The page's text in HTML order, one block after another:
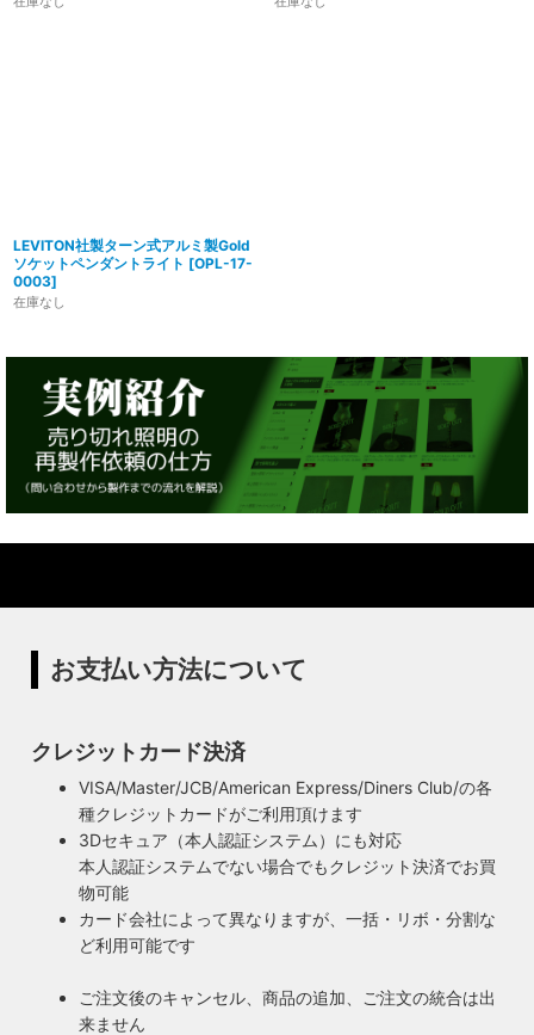
LEVITON社製ターン式アルミ製Gold
ソケットペンダントライト [OPL-17-
0003]
在庫なし
お支払い方法について
クレジットカード決済
VISA/Master/JCB/American Express/Diners Club/の各
種クレジットカードがご利用頂けます
3Dセキュア（本人認証システム）にも対応
本人認証システムでない場合でもクレジット決済でお買
物可能
カード会社によって異なりますが、一括・リボ・分割な
ど利用可能です
ご注文後のキャンセル、商品の追加、ご注文の統合は出
来ません